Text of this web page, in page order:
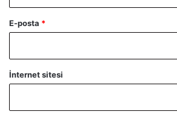
E-posta *
İnternet sitesi